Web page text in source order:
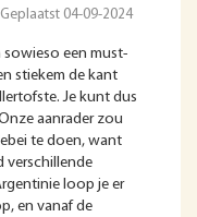
Geplaatst 04-09-2024
sowieso een must-
stiekem de kant
Je kunt dus
aanrader zou
te doen, want
verschillende
loop je er
en vanaf de